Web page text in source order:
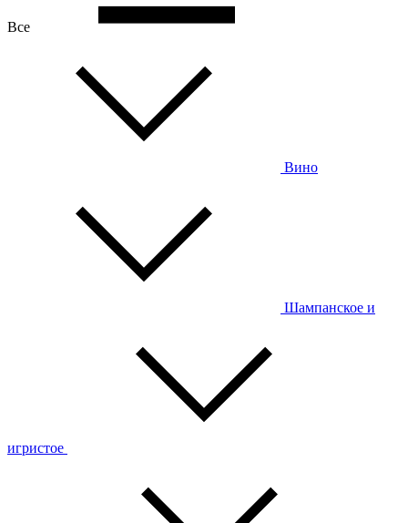
Все
Вино
Шампанское и
игристое